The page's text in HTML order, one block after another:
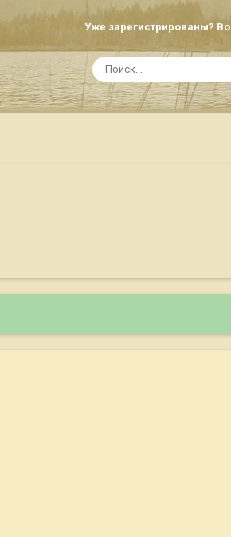
Уже зарегистрированы?